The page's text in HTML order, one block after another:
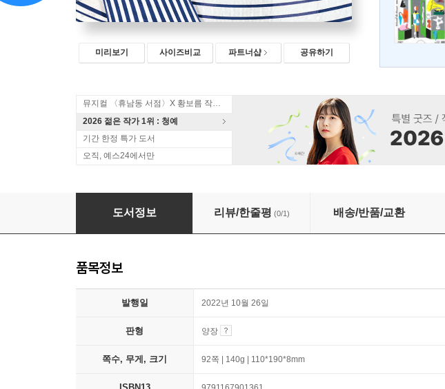
미리보기 사이즈비교 파트너샵 공유하기
뮤지컬 〈휴남동 서점〉X 황보름 작가 북토크
2026 젊은 작가 1위 : 청예
기간 한정 특가 도서
오직, 예스24에서만
동물입니다 무엇일까요
도서정보 리뷰/한줄평 (0/1) 배송/반품/교환
품목정보
발행일 2022년 10월 26일
판형 양장
쪽수, 무게, 크기 92쪽 | 140g | 110*190*8mm